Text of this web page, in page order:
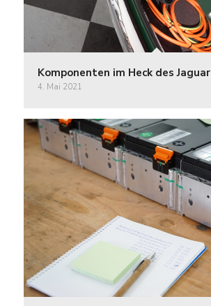
Komponenten im Heck des Jaguar
4. Mai 2021